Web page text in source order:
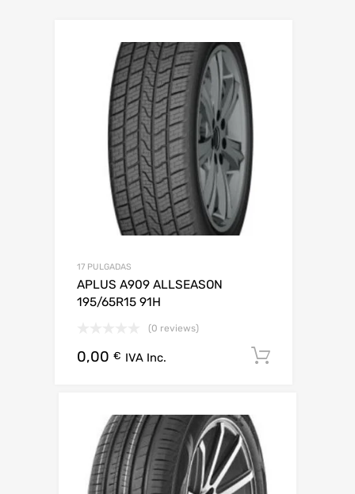
17 PULGADAS
APLUS A909 ALLSEASON
195/65R15 91H
(0 reviews)
0,00 € IVA Inc.